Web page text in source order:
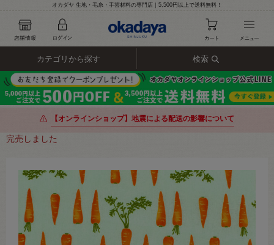
オカダヤ 生地・毛糸・手芸材料の専門店｜5,500円以上で送料無料！
カテゴリから探す 検索
【オンラインショップ】地震による配送の影響について
完売しました